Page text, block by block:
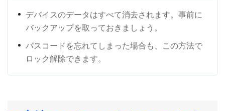
デバイスのデータはすべて消去されます。事前に
バックアップを取っておきましょう。
パスコードを忘れてしまった場合も、この方法で
ロック解除できます。